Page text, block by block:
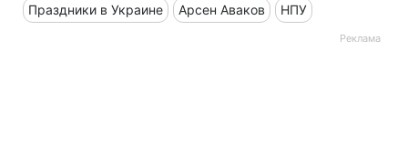
Праздники в Украине Арсен Аваков НПУ